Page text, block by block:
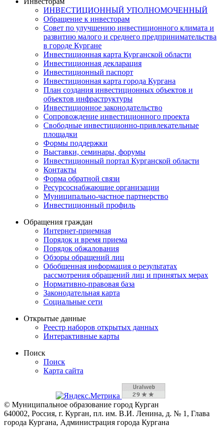
ИНВЕСТИЦИОННЫЙ УПОЛНОМОЧЕННЫЙ
Обращение к инвесторам
Совет по улучшению инвестиционного климата и
развитию малого и среднего предпринимательства
в городе Кургане
Инвестиционная карта Курганской области
Инвестиционная декларация
Инвестиционный паспорт
Инвестиционная карта города Кургана
План создания инвестиционных объектов и
объектов инфраструктуры
Инвестиционное законодательство
Сопровождение инвестиционного проекта
Свободные инвестиционно-привлекательные
площадки
Формы поддержки
Выставки, семинары, форумы
Инвестиционный портал Курганской области
Контакты
Форма обратной связи
Ресурсоснабжающие организации
Муниципально-частное партнерство
Инвестиционный профиль
Обращения граждан
Интернет-приемная
Порядок и время приема
Порядок обжалования
Обзоры обращений лиц
Обобщенная информация о результатах
рассмотрения обращений лиц и принятых мерах
Нормативно-правовая база
Законодательная карта
Социальные сети
Открытые данные
Реестр наборов открытых данных
Интерактивные карты
Поиск
Поиск
Карта сайта
© Муниципальное образование город Курган
640002, Россия, г. Курган, пл. им. В.И. Ленина, д. № 1, Глава
города Кургана, Администрация города Кургана